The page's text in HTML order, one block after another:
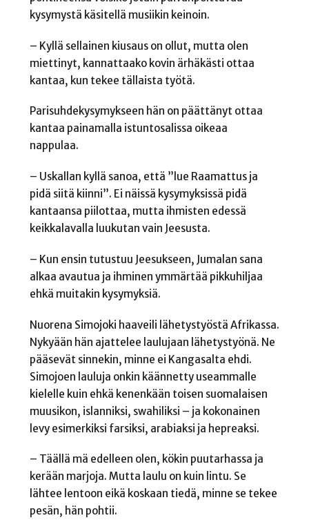
kysymystä käsitellä musiikin keinoin.
– Kyllä sellainen kiusaus on ollut, mutta olen
miettinyt, kannattaako kovin ärhäkästi ottaa
kantaa, kun tekee tällaista työtä.
Parisuhdekysymykseen hän on päättänyt ottaa
kantaa painamalla istuntosalissa oikeaa
nappulaa.
– Uskallan kyllä sanoa, että ”lue Raamattus ja
pidä siitä kiinni”. Ei näissä kysymyksissä pidä
kantaansa piilottaa, mutta ihmisten edessä
keikkalavalla luukutan vain Jeesusta.
– Kun ensin tutustuu Jeesukseen, Jumalan sana
alkaa avautua ja ihminen ymmärtää pikkuhiljaa
ehkä muitakin kysymyksiä.
Nuorena Simojoki haaveili lähetystyöstä Afrikassa.
Nykyään hän ajattelee laulujaan lähetystyönä. Ne
pääsevät sinnekin, minne ei Kangasalta ehdi.
Simojoen lauluja onkin käännetty useammalle
kielelle kuin ehkä kenenkään toisen suomalaisen
muusikon, islanniksi, swahiliksi – ja kokonainen
levy esimerkiksi farsiksi, arabiaksi ja hepreaksi.
– Täällä mä edelleen olen, kökin puutarhassa ja
kerään marjoja. Mutta laulu on kuin lintu. Se
lähtee lentoon eikä koskaan tiedä, minne se tekee
pesän, hän pohtii.